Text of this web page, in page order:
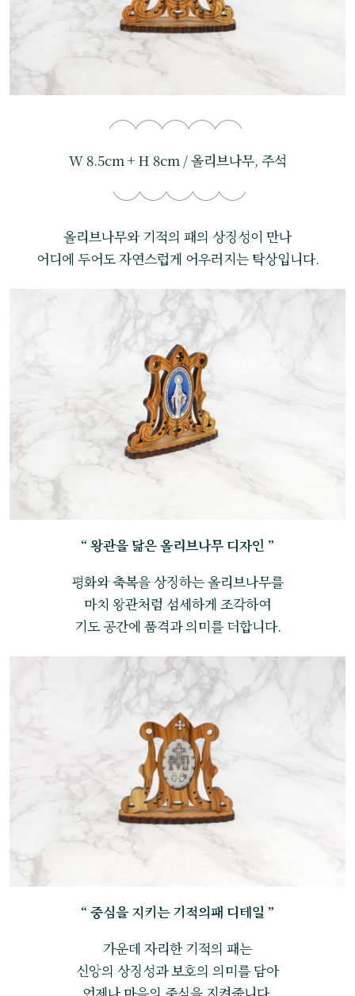
W 8.5cm + H 8cm / 올리브나무, 주석
올리브나무와 기적의 패의 상징성이 만나
어디에 두어도 자연스럽게 어우러지는 탁상입니다.
“ 왕관을 닮은 올리브나무 디자인 ”
평화와 축복을 상징하는 올리브나무를
마치 왕관처럼 섬세하게 조각하여
기도 공간에 품격과 의미를 더합니다.
“ 중심을 지키는 기적의패 디테일 ”
가운데 자리한 기적의 패는
신앙의 상징성과 보호의 의미를 담아